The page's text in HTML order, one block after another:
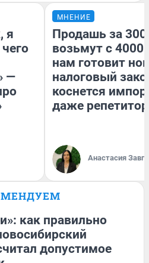
я
—
МНЕНИЕ
Продашь за
возьмут с
нам готовит
налоговый
коснется
даже
Анастасия
как правильно
допустимое